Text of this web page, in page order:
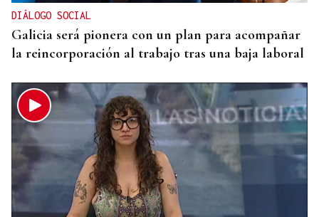
DIÁLOGO SOCIAL
Galicia será pionera con un plan para acompañar
la reincorporación al trabajo tras una baja laboral